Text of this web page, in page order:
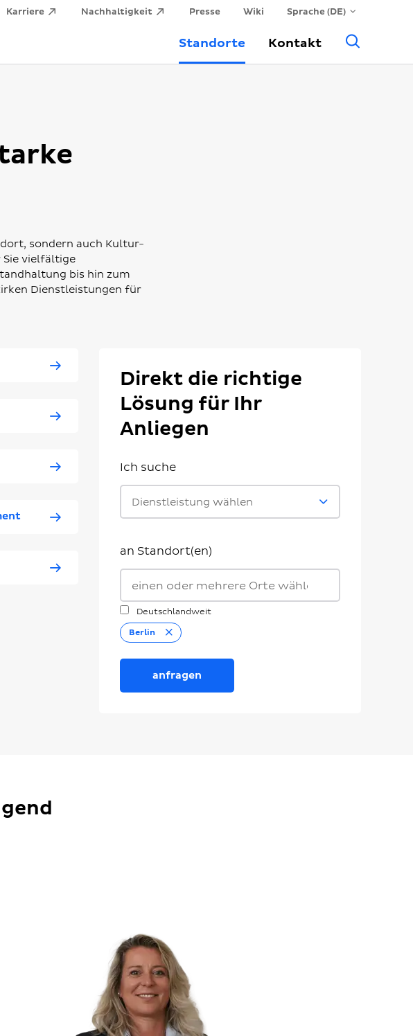
Karriere Nachhaltigkeit Presse Wiki Sprache (DE)
Standorte Kontakt
sondern auch Kultur-
vielfältige
bis hin zum
Dienstleistungen für
Direkt die richtige
Lösung für Ihr
Anliegen
Ich suche
Dienstleistung wählen
an Standort(en)
Deutschlandweit
Berlin
Entfernen
anfragen